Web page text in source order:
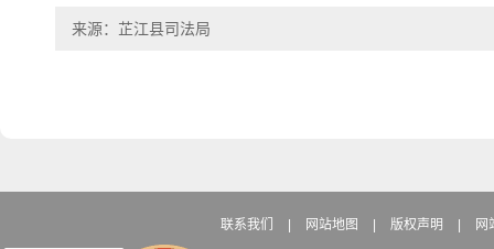
来源：芷江县司法局
联系我们 网站地图 版权声明 网